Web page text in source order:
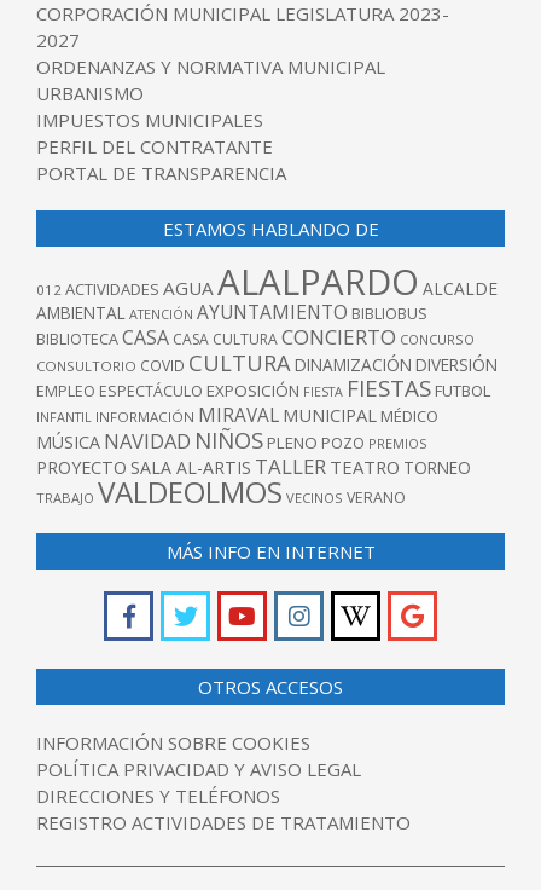
CORPORACIÓN MUNICIPAL LEGISLATURA 2023-
2027
ORDENANZAS Y NORMATIVA MUNICIPAL
URBANISMO
IMPUESTOS MUNICIPALES
PERFIL DEL CONTRATANTE
PORTAL DE TRANSPARENCIA
ESTAMOS HABLANDO DE
012 ACTIVIDADES AGUAALALPARDO ALCALDE
AMBIENTAL ATENCIÓN AYUNTAMIENTO BIBLIOBUS
BIBLIOTECACASA CASA CULTURACONCIERTO CONCURSO
CONSULTORIO COVID CULTURA DINAMIZACIÓN DIVERSIÓN
EMPLEO ESPECTÁCULO EXPOSICIÓN FIESTA FIESTAS FUTBOL
INFANTIL INFORMACIÓN MIRAVAL MUNICIPAL MÉDICO
MÚSICA NAVIDAD NIÑOS PLENO POZO PREMIOS
PROYECTO SALA AL-ARTIS TALLER TEATRO TORNEO
TRABAJO VALDEOLMOS VECINOS VERANO
MÁS INFO EN INTERNET
OTROS ACCESOS
INFORMACIÓN SOBRE COOKIES
POLÍTICA PRIVACIDAD Y AVISO LEGAL
DIRECCIONES Y TELÉFONOS
REGISTRO ACTIVIDADES DE TRATAMIENTO